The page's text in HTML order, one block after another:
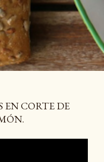
EN CORTE DE